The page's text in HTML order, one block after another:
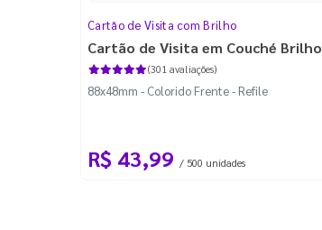
Cartão de Visita com Brilho
Cartão de Visita em Couché Brilho
(301 avaliações)
88x48mm - Colorido Frente - Refile
R$ 43,99 / 500 unidades